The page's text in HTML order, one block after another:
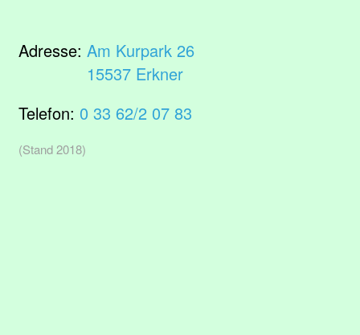
Adresse: Am Kurpark 26
15537 Erkner
Telefon: 0 33 62/2 07 83
(Stand 2018)